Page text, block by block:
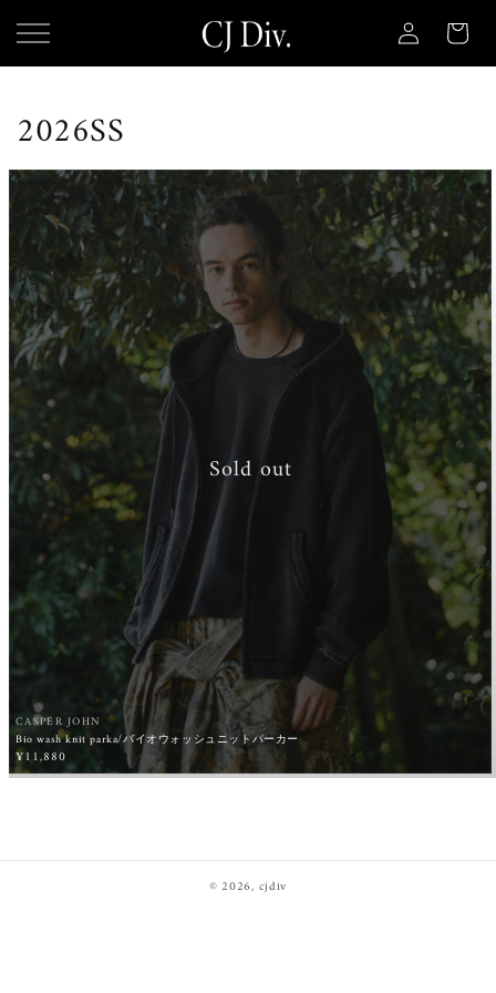
ンツに
進む
グ
イ
ン
ー
ト
コ
レ
ク
シ
ョ
ン
:
2026SS
Sold out
販
売
CASPER JOHN
Bio wash knit parka/バイオウォッシュニットパーカー
通
常
¥11,880
© 2026, cjdiv